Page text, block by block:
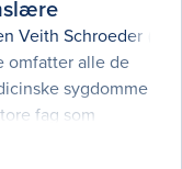
Veith Schroeder
omfatter alle de
sygdomme
fag som